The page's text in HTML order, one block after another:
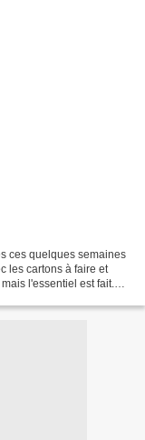
ces quelques semaines
les cartons à faire et
l'essentiel est fait.